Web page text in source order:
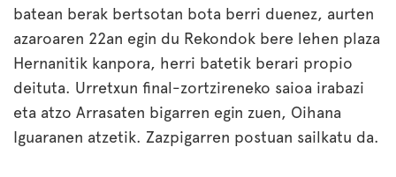
batean berak bertsotan bota berri duenez, aurten
azaroaren 22an egin du Rekondok bere lehen plaza
Hernanitik kanpora, herri batetik berari propio
deituta. Urretxun final-zortzireneko saioa irabazi
eta atzo Arrasaten bigarren egin zuen, Oihana
Iguaranen atzetik. Zazpigarren postuan sailkatu da.